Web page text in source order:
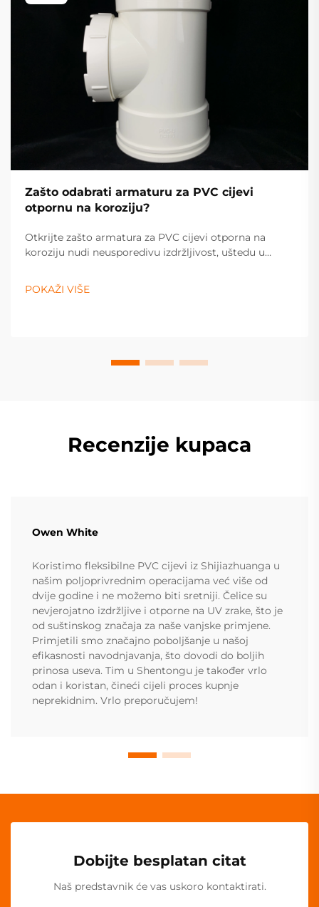
Zašto odabrati armaturu za PVC cijevi
otpornu na koroziju?
Otkrijte zašto armatura za PVC cijevi otporna na
koroziju nudi neusporedivu izdržljivost, uštedu u
sustave. Saznajte više već sada.
POKAŽI VIŠE
Recenzije kupaca
Owen White
Koristimo fleksibilne PVC cijevi iz Shijiazhuanga u
našim poljoprivrednim operacijama već više od
dvije godine i ne možemo biti sretniji. Čelice su
nevjerojatno izdržljive i otporne na UV zrake, što je
od suštinskog značaja za naše vanjske primjene.
Primjetili smo značajno poboljšanje u našoj
efikasnosti navodnjavanja, što dovodi do boljih
prinosa useva. Tim u Shentongu je također vrlo
odan i koristan, čineći cijeli proces kupnje
neprekidnim. Vrlo preporučujem!
Dobijte besplatan citat
Naš predstavnik će vas uskoro kontaktirati.